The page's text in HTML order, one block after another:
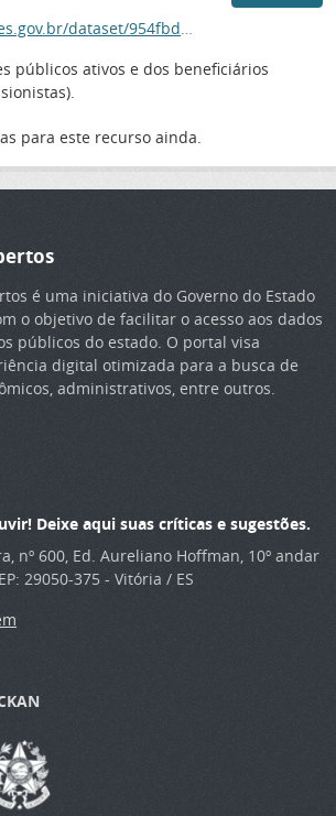
resource/81348466-ca4a-4d09-80e3-62b5ee54042d/download/66-ca4a-4d09-80e3-62b5ee54042d
públicos ativos e dos beneficiários
para este recurso ainda.
é uma iniciativa do Governo do Estado
o objetivo de facilitar o acesso aos dados
públicos do estado. O portal visa
digital otimizada para a busca de
administrativos, entre outros.
Deixe aqui suas críticas e sugestões.
nº 600, Ed. Aureliano Hoffman, 10º andar
29050-375 - Vitória / ES